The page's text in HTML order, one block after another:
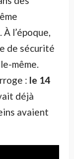
l’époque,
de sécurité
même.
: le 14
déjà
avaient